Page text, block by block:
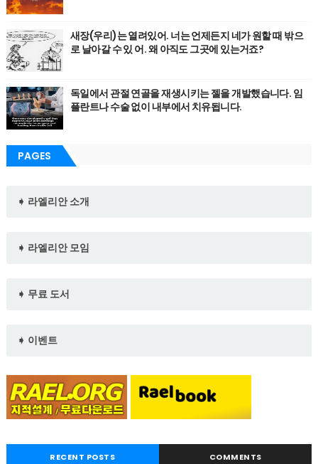
새장(우리)는 열려있어. 너는 언제든지 네가 원할 때 밖으
로 날아갈 수 있 어. 왜 아직도 그곳에 있는거죠?
독일에서 관절 연골을 재생시키는 젤을 개발했습니다. 임
플란트나 수술 없이 내부에서 치유됩니다.
PAGES
➧ 라엘리안 소개
➧ 라엘리안 모임
➧ 무료 도서
➧ 이벤트
RECENT POSTS COMMENTS